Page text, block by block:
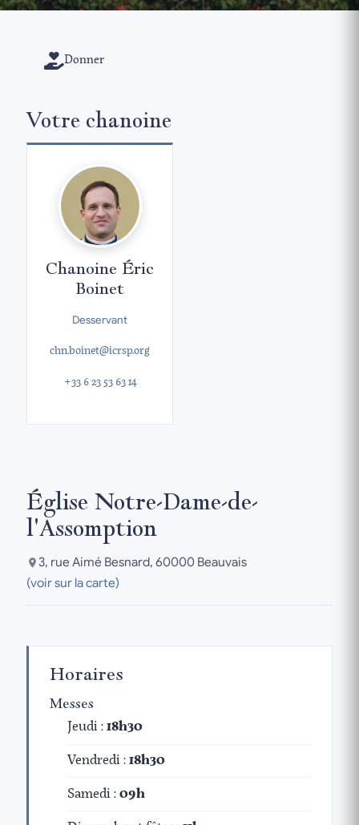
Donner
Votre chanoine
Chanoine Éric
Boinet
Desservant
chn.boinet@icrsp.org
+33 6 23 53 63 14
Église Notre-Dame-de-
l'Assomption
3, rue Aimé Besnard, 60000 Beauvais
(voir sur la carte)
Horaires
Messes
Jeudi :18h30
Vendredi :18h30
Samedi :09h